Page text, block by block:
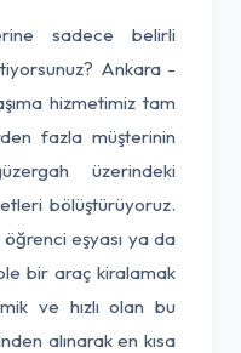
sadece belirli
Ankara -
hizmetimiz tam
fazla müşterinin
üzerindeki
bölüştürüyoruz.
eşyası ya da
bir araç kiralamak
ve hızlı olan bu
alınarak en kısa